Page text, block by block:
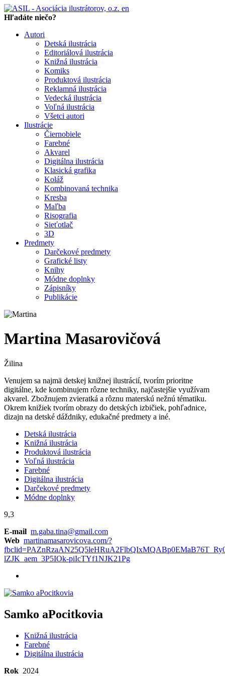
en
Hľadáte niečo?
Autori
Detská ilustrácia
Editoriálová ilustrácia
Knižná ilustrácia
Komiks
Produktová ilustrácia
Reklamná ilustrácia
Vedecká ilustrácia
Voľná ilustrácia
Všetci autori
Ilustrácie
Čiernobiele
Farebné
Akvarel
Digitálna ilustrácia
Klasická grafika
Koláž
Kombinovaná technika
Kresba
Maľba
Risografia
Sieťotlač
3D
Predmety
Darčekové predmety
Grafické listy
Knihy
Módne doplnky
Zápisníky
Publikácie
Martina Masarovičová
Žilina
Venujem sa najmä detskej knižnej ilustrácií, tvorím prioritne
digitálne, kde kombinujem rôzne techniky, najčastejšie využívam
akvarel. Zbožnujem zvieratká a rôznu materskú nežnú tématiku.
Okrem knižiek tvorím obrazy do detských izbičiek, pohľadnice,
dizajn na detské dáždniky, edukačné predmety a iné.
Detská ilustrácia
Knižná ilustrácia
Produktová ilustrácia
Voľná ilustrácia
Farebné
Digitálna ilustrácia
Darčekové predmety
Módne doplnky
9,3
E-mail m.gaba.tina@gmail.com
Web martinamasarovicova.com/?
lZJK_aem_3P5IOk-piIcTYf1NJK21Pg
Samko aPocitkovia
Knižná ilustrácia
Farebné
Digitálna ilustrácia
Rok 2024